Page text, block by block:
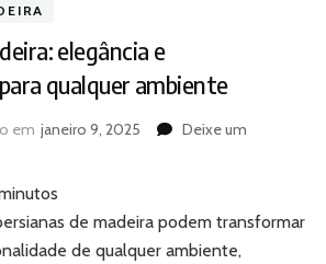
elegância e
qualquer ambiente
em janeiro 9, 2025
Deixe um
de madeira podem transformar
de qualquer ambiente,